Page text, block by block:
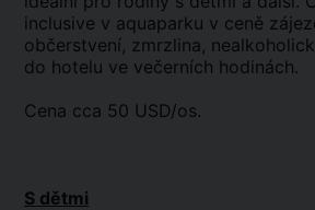
inclusive v aquaparku v ceně
občerstvení, zmrzlina,
do hotelu ve večerních hodinách.
Cena cca 50 USD/os.
S dětmi